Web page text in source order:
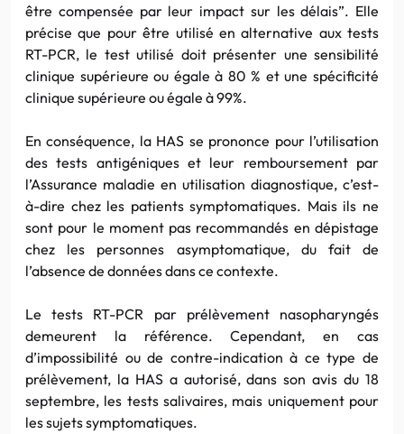
être compensée par leur impact sur les délais”. Elle
précise que pour être utilisé en alternative aux tests
RT-PCR, le test utilisé doit présenter une sensibilité
clinique supérieure ou égale à 80 % et une spécificité
clinique supérieure ou égale à 99%.
En conséquence, la HAS se prononce pour l’utilisation
des tests antigéniques et leur remboursement par
l’Assurance maladie en utilisation diagnostique, c’est-
à-dire chez les patients symptomatiques. Mais ils ne
sont pour le moment pas recommandés en dépistage
chez les personnes asymptomatique, du fait de
l’absence de données dans ce contexte.
Le tests RT-PCR par prélèvement nasopharyngés
demeurent la référence. Cependant, en cas
d’impossibilité ou de contre-indication à ce type de
prélèvement, la HAS a autorisé, dans son avis du 18
septembre, les tests salivaires, mais uniquement pour
les sujets symptomatiques.